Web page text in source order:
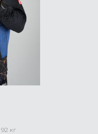
92 кг